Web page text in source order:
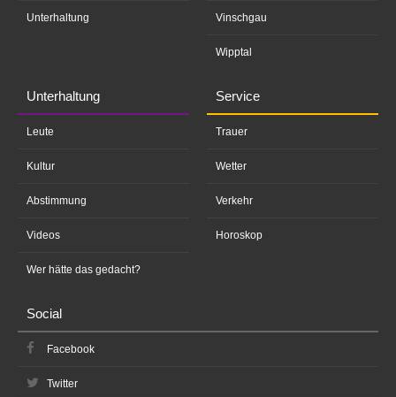
Unterhaltung Vinschgau
Wipptal
Unterhaltung
Leute
Kultur
Abstimmung
Videos
Wer hätte das gedacht?
Service
Trauer
Wetter
Verkehr
Horoskop
Social
Facebook
Twitter